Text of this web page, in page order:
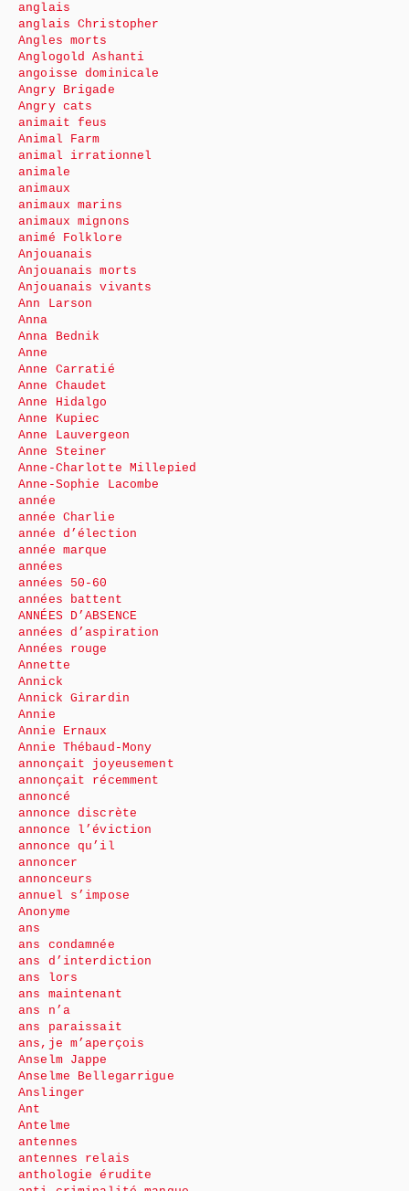
anglais
anglais Christopher
Angles morts
Anglogold Ashanti
angoisse dominicale
Angry Brigade
Angry cats
animait feus
Animal Farm
animal irrationnel
animale
animaux
animaux marins
animaux mignons
animé Folklore
Anjouanais
Anjouanais morts
Anjouanais vivants
Ann Larson
Anna
Anna Bednik
Anne
Anne Carratié
Anne Chaudet
Anne Hidalgo
Anne Kupiec
Anne Lauvergeon
Anne Steiner
Anne-Charlotte Millepied
Anne-Sophie Lacombe
année
année Charlie
année d’élection
année marque
années
années 50-60
années battent
ANNÉES D’ABSENCE
années d’aspiration
Années rouge
Annette
Annick
Annick Girardin
Annie
Annie Ernaux
Annie Thébaud-Mony
annonçait joyeusement
annonçait récemment
annoncé
annonce discrète
annonce l’éviction
annonce qu’il
annoncer
annonceurs
annuel s’impose
Anonyme
ans
ans condamnée
ans d’interdiction
ans lors
ans maintenant
ans n’a
ans paraissait
ans,je m’aperçois
Anselm Jappe
Anselme Bellegarrigue
Anslinger
Ant
Antelme
antennes
antennes relais
anthologie érudite